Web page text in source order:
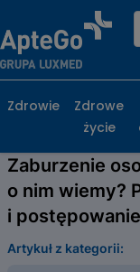
Strona główna
Przyczyny, objawy
Zaburzenie
o nim wiemy?
i
Artykuł z kategorii:
Zdrowie
Zdrowe
życie